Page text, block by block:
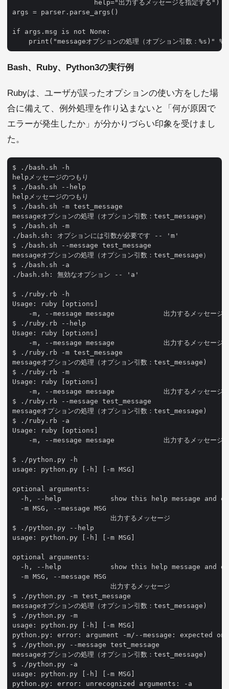
                    help="出力するメッセージを指定する")
args = parser.parse_args()
if args.msg is not None:
Bash、Ruby、Python3の実行例
Rubyは、ユーザが誤ったオプションの使い方をした場
合に備えて、例外処理を作り込まないと「何が原因で
エラーが発生したか」が分かりづらい印象を受けまし
た。
$ ./bash.sh -h
helpメッセージのつもり
$ ./bash.sh --help
helpメッセージのつもり
$ ./bash.sh -m test_message
messageオプションの処理（オプション引数：test_message）
$ ./bash.sh -m
./bash.sh: オプションには引数が必要です -- 'm'
$ ./bash.sh --message test_message
messageオプションの処理（オプション引数：test_message）
$ ./bash.sh -a
./bash.sh: 無効なオプション -- 'a'
$ ./ruby.rb -h
Usage: ruby [options]
-m, --message message            出力するメッセージを
$ ./ruby.rb --help
Usage: ruby [options]
-m, --message message            出力するメッセージを
$ ./ruby.rb -m test_message
messageオプションの処理（オプション引数：test_message)
$ ./ruby.rb -m
Usage: ruby [options]
-m, --message message            出力するメッセージを
$ ./ruby.rb --message test_message
messageオプションの処理（オプション引数：test_message)
$ ./ruby.rb -a
Usage: ruby [options]
-m, --message message            出力するメッセージを
$ ./python.py -h
usage: python.py [-h] [-m MSG]
optional arguments:
-h, --help            show this help message and
  -m MSG, --message MSG
                        出力するメッセージ
$ ./python.py --help
usage: python.py [-h] [-m MSG]
optional arguments:
-h, --help            show this help message and
  -m MSG, --message MSG
                        出力するメッセージ
$ ./python.py -m test_message
messageオプションの処理（オプション引数：test_message)
$ ./python.py -m
usage: python.py [-h] [-m MSG]
python.py: error: argument -m/--message: expected one
$ ./python.py --message test_message
messageオプションの処理（オプション引数：test_message)
$ ./python.py -a
usage: python.py [-h] [-m MSG]